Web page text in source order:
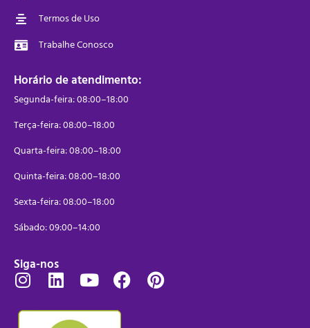
Termos de Uso
Trabalhe Conosco
Horário de atendimento:
Segunda-feira: 08:00–18:00
Terça-feira: 08:00–18:00
Quarta-feira: 08:00–18:00
Quinta-feira: 08:00–18:00
Sexta-feira: 08:00–18:00
Sábado: 09:00–14:00
Siga-nos